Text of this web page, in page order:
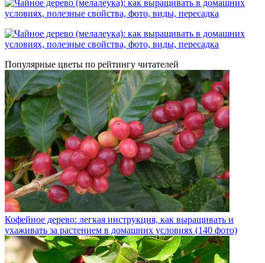
Популярные цветы по рейтингу читателей
Кофейное дерево: легкая инструкция, как выращивать и
ухаживать за растением в домашних условиях (140 фото)